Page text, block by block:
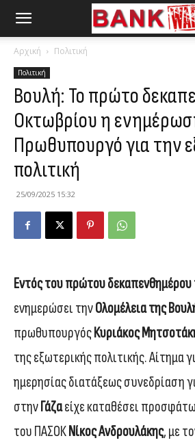
Αρχική Πολιτική
Πολιτική
Βουλή: Το πρώτο
Οκτωβρίου η
Πρωθυπουργό για την
πολιτική
25/09/2025 15:32
Εντός του πρώτου
ενημερώσει τηνΟλομέλεια της
πρωθυπουργόςΚυριάκος
της εξωτερικής πολιτικής. Αίτημα
ημερησίας διατάξεως συνεδρίαση
στηνΓάζαείχε καταθέσει
του ΠΑΣΟΚΝίκος Ανδρουλάκης, με